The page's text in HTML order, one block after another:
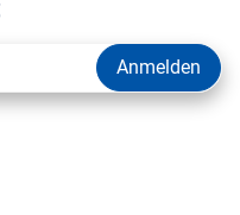
Anmelden